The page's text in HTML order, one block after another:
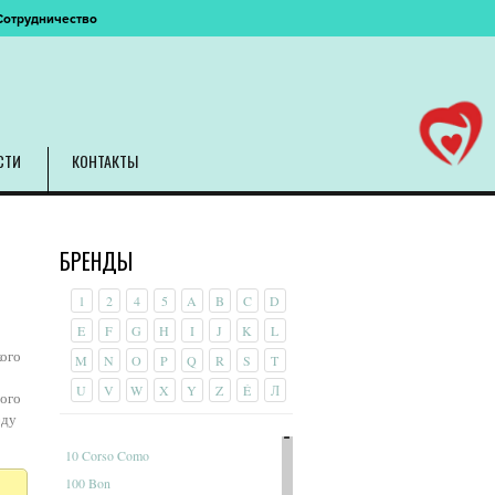
КОНТАКТЫ
БРЕНДЫ
1 2 4 5 A B C
D
E
F G H I J K
L
M
N O P Q R S
T
U
V W X Y Z É Л
10 Corso Como
100 Bon